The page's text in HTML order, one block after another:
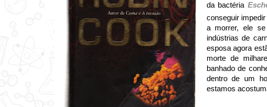
da bactéria
conseguir
a morrer, ele
indústrias de
esposa agora
morte de
banhado de
dentro de um
estamos